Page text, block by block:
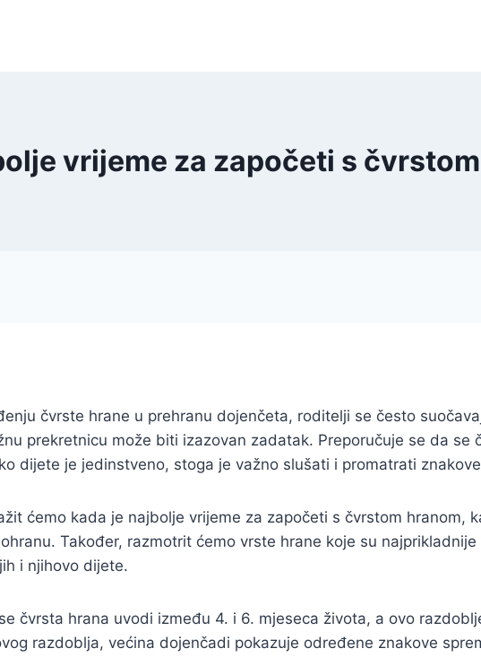
vrijeme za započeti s
čvrste hrane u prehranu dojenčeta, roditelji se često
prekretnicu može biti izazovan zadatak. Preporučuje se da
dijete je jedinstveno, stoga je važno slušati i promatrati
ćemo kada je najbolje vrijeme za započeti s čvrstom hranom,
Također, razmotrit ćemo vrste hrane koje su
i njihovo dijete.
čvrsta hrana uvodi između 4. i 6. mjeseca života, a ovo
razdoblja, većina dojenčadi pokazuje određene znakove